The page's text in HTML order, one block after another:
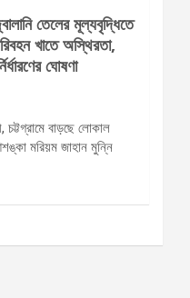
তেলের মূল্যবৃদ্ধিতে
খাতে অস্থিরতা,
ঘোষণা
চট্টগ্রামে বাড়ছে লোকাল
মরিয়ম জাহান মুন্নি